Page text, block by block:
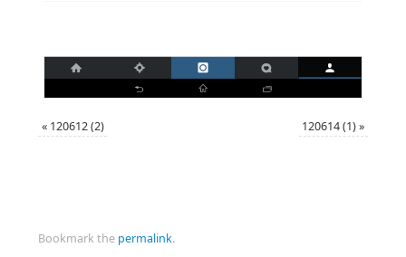
« 120612 (2) 120614 (1)»
Bookmark the permalink.